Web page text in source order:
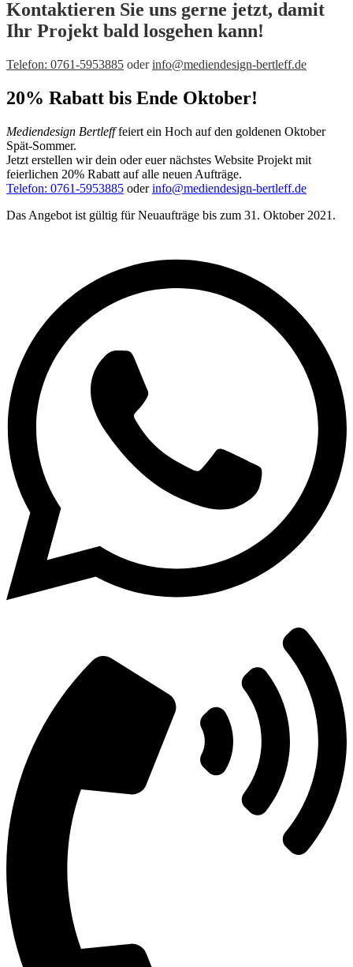
Kontaktieren Sie uns gerne jetzt, damit
Ihr Projekt bald losgehen kann!
Telefon: 0761-5953885 oderinfo@mediendesign-bertleff.de
20% Rabatt bis Ende Oktober!
Mediendesign Bertlefffeiert ein Hoch auf den goldenen Oktober
Spät-Sommer.
Jetzt erstellen wir dein oder euer nächstes Website Projekt mit
feierlichen 20% Rabatt auf alle neuen Aufträge.
Telefon: 0761-5953885 oderinfo@mediendesign-bertleff.de
Das Angebot ist gültig für Neuaufträge bis zum 31. Oktober 2021.